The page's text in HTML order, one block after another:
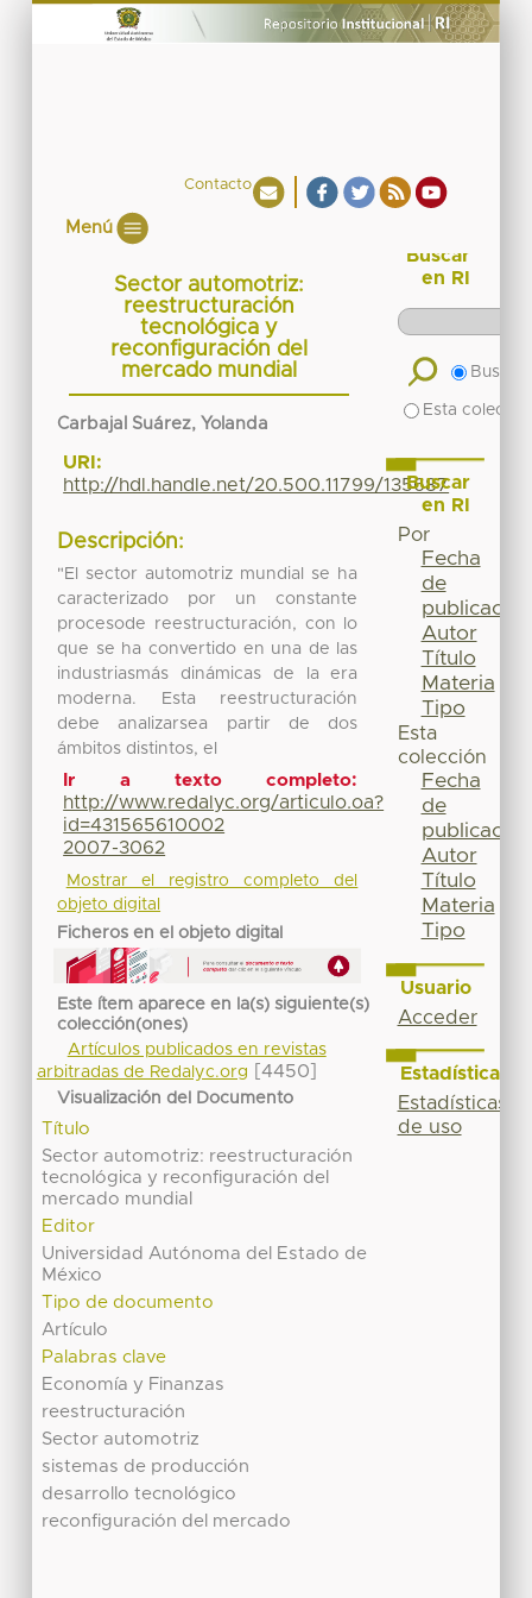
Contacto
Menú
Sector automotriz:
reestructuración
tecnológica y
reconfiguración del
mercado mundial
Carbajal Suárez, Yolanda
URI:
http://hdl.handle.net/20.500.11799/135687
Descripción:
"El sector automotriz mundial se ha
caracterizado por un constante
procesode reestructuración, con lo
que se ha convertido en una de las
industriasmás dinámicas de la era
moderna. Esta reestructuración
debe analizarsea partir de dos
ámbitos distintos, el
Ir a texto completo:
http://www.redalyc.org/articulo.oa?
id=431565610002
2007-3062
Mostrar el registro completo del
objeto digital
Ficheros en el objeto digital
Este ítem aparece en la(s) siguiente(s)
colección(ones)
Artículos publicados en revistas
arbitradas de Redalyc.org
[4450]
Visualización del Documento
Título
Sector automotriz: reestructuración
tecnológica y reconfiguración del
mercado mundial
Editor
Universidad Autónoma del Estado de
México
Tipo de documento
Artículo
Palabras clave
Economía y Finanzas
reestructuración
Sector automotriz
sistemas de producción
desarrollo tecnológico
reconfiguración del mercado
Buscar
en RI
Buscar
Esta
Buscar
en RI
Por
Fecha
de
publicación
Autor
Título
Materia
Tipo
Esta
colección
Fecha
de
publicación
Autor
Título
Materia
Tipo
Usuario
Acceder
Estadísticas
Estadísticas
de uso